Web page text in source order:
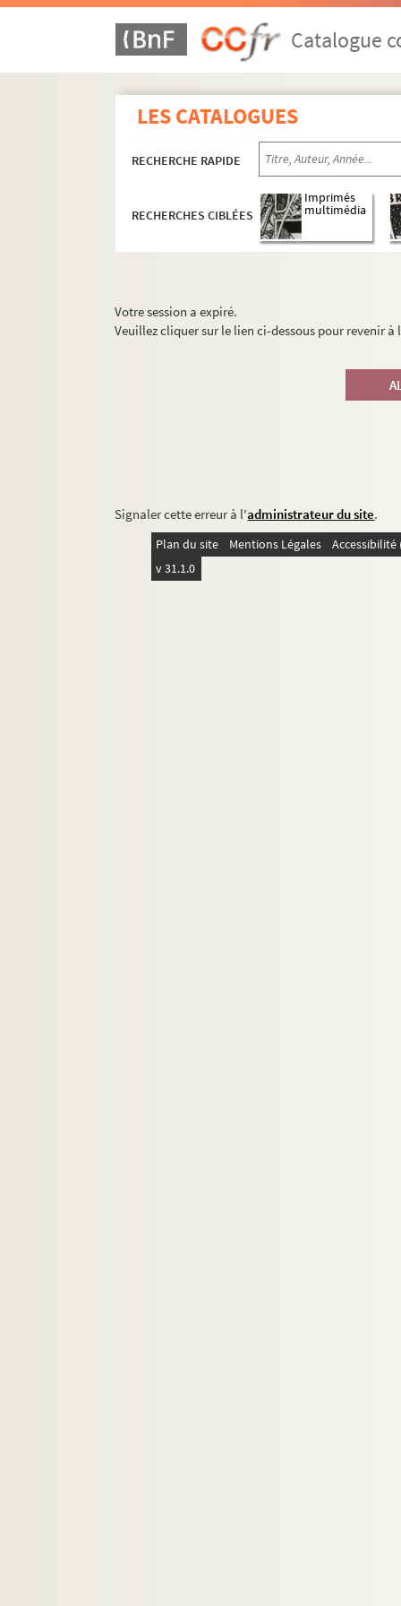
Catalogue
LES CATALOGUES
RECHERCHE RAPIDE
RECHERCHES CIBLÉES
Imprimés
multimédia
Votre session a expiré.
Veuillez cliquer sur le lien ci-dessous pour revenir
Signaler cette erreur à l'administrateur du site.
Plan du site Mentions Légales
v 31.1.0